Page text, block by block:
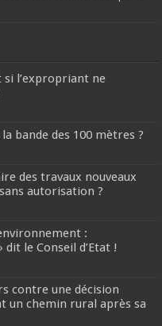
l’expropriant ne
bande des 100 mètres ?
des travaux nouveaux
autorisation ?
:
le Conseil d’Etat !
contre une décision
un chemin rural après sa